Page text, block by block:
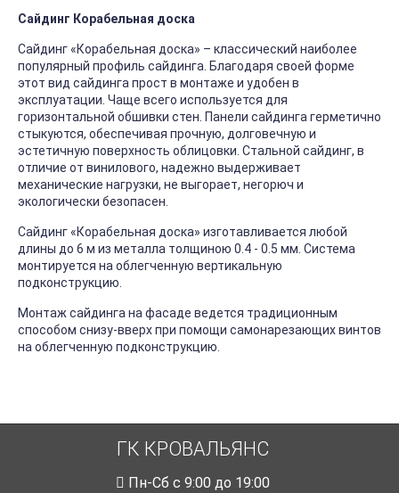
Сайдинг Корабельная доска
Сайдинг «Корабельная доска» – классический наиболее
популярный профиль сайдинга. Благодаря своей форме
этот вид сайдинга прост в монтаже и удобен в
эксплуатации. Чаще всего используется для
горизонтальной обшивки стен. Панели сайдинга герметично
стыкуются, обеспечивая прочную, долговечную и
эстетичную поверхность облицовки. Стальной сайдинг, в
отличие от винилового, надежно выдерживает
механические нагрузки, не выгорает, негорюч и
экологически безопасен.
Сайдинг «Корабельная доска» изготавливается любой
длины до 6 м из металла толщиною 0.4 - 0.5 мм. Система
монтируется на облегченную вертикальную
подконструкцию.
Монтаж сайдинга на фасаде ведется традиционным
способом снизу-вверх при помощи самонарезающих винтов
на облегченную подконструкцию.
ГК КРОВАЛЬЯНС
Пн-Cб с 9:00 до 19:00